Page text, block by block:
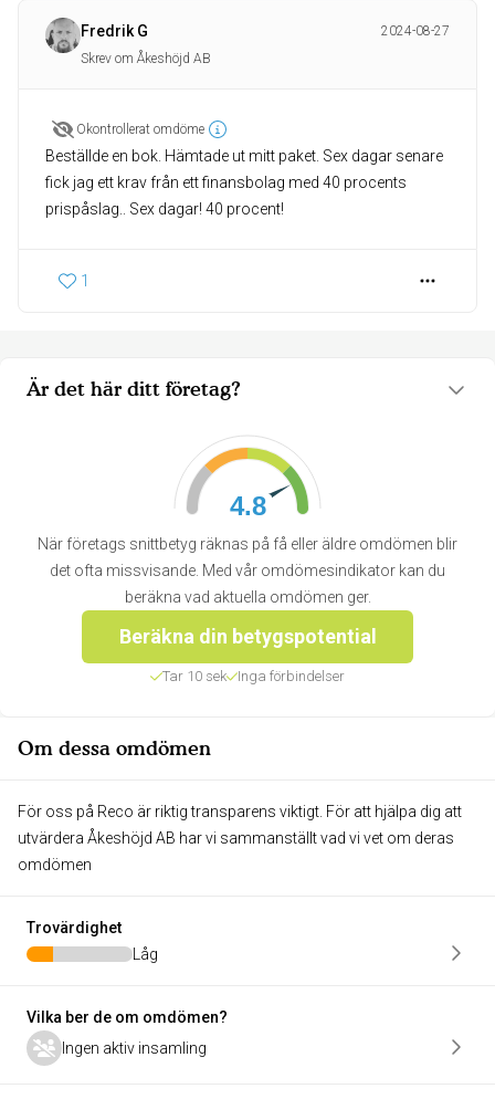
Är det här ditt företag?
4.8
När företags snittbetyg räknas på få eller äldre omdömen blir
det ofta missvisande. Med vår omdömesindikator kan du
beräkna vad aktuella omdömen ger.
Beräkna din betygspotential
Tar 10 sek Inga förbindelser
Om dessa omdömen
För oss på Reco är riktig transparens viktigt. För att hjälpa dig att
utvärdera Åkeshöjd AB har vi sammanställt vad vi vet om deras
omdömen
Trovärdighet
Låg
Vilka ber de om omdömen?
Ingen aktiv insamling
Fredrik G
2024-08-27
Skrev om Åkeshöjd AB
Okontrollerat omdöme
Beställde en bok. Hämtade ut mitt paket. Sex dagar senare
fick jag ett krav från ett finansbolag med 40 procents
prispåslag.. Sex dagar! 40 procent!
1